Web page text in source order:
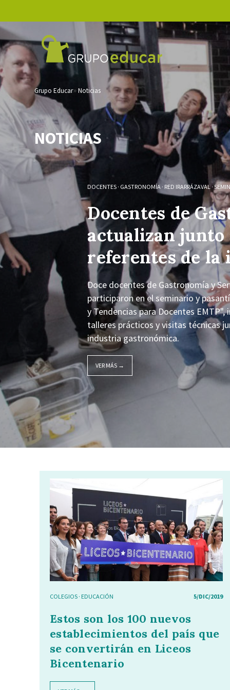
Grupo Educar Noticias
NOTICIAS
DOCENTES · GASTRONOMÍA ·RED IRARRÁZAVAL·
Docentes de
actualizan junto
referentes de la
Doce docentes de Gastronomía y
participaron en el seminario y
y Tendencias para Docentes
talleres prácticos y visitas técnicas
industria gastronómica.
VER MÁS →
COLEGIOS · EDUCACIÓN 5/DIC/2019
Estos son los 100 nuevos
establecimientos del país que
se convertirán en Liceos
Bicentenario